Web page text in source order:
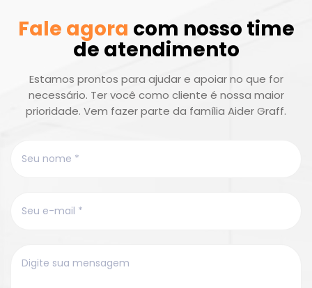
Fale agora com nosso time
de atendimento
Estamos prontos para ajudar e apoiar no que for
necessário. Ter você como cliente é nossa maior
prioridade. Vem fazer parte da família Aider Graff.